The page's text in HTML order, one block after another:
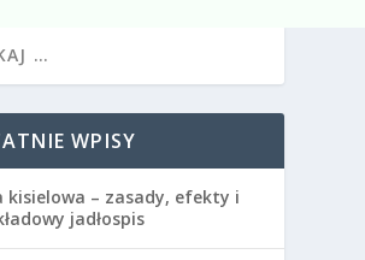
WPISY
kisielowa – zasady, efekty i
jadłospis